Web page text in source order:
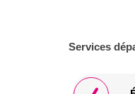
Services